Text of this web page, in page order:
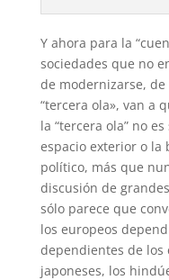
Y ahora para la
sociedades que no
de modernizarse,
“tercera ola», van a
la “tercera ola” no
espacio exterior o la
político, más que
discusión de
sólo parece que
los europeos
dependientes de los
japoneses, los